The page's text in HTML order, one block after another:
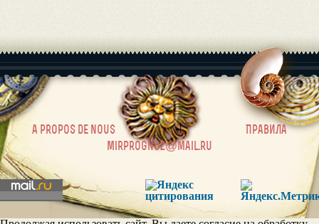
a propos de nous |
Правила
mirprognoz@mail.ru